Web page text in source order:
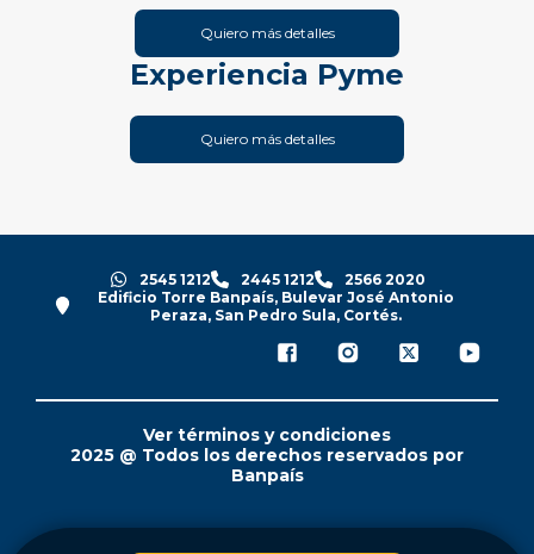
Quiero más detalles
Experiencia Pyme
Quiero más detalles
2545 1212 2445 1212
2566 2020
Edificio Torre Banpaís, Bulevar José Antonio
Peraza, San Pedro Sula, Cortés.
Ver términos y condiciones
2025 @ Todos los derechos reservados por
Banpaís